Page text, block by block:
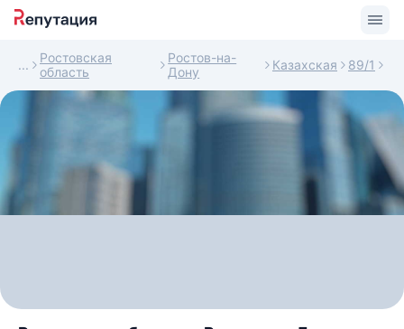
Ростовская
область
Ростов-на-
Дону
Казахская 89/1